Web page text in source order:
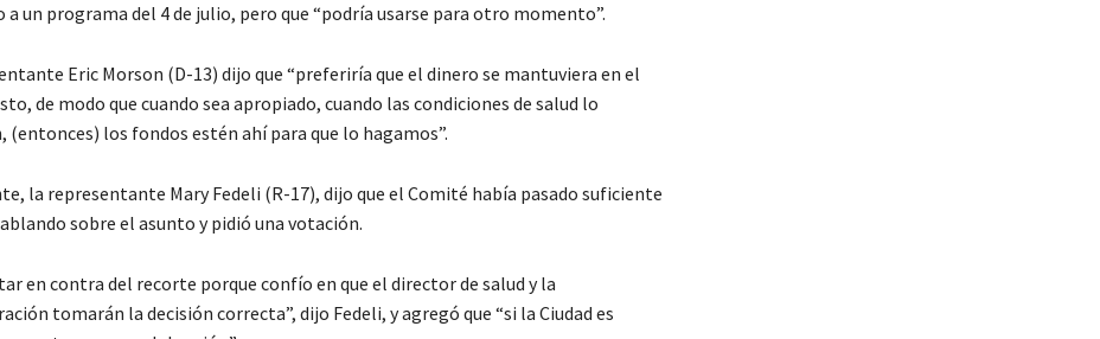
a un programa del 4 de julio, pero que “podría usarse para otro momento”.
Eric Morson (D-13) dijo que “preferiría que el dinero se mantuviera en el
de modo que cuando sea apropiado, cuando las condiciones de salud lo
(entonces) los fondos estén ahí para que lo hagamos”.
la representante Mary Fedeli (R-17), dijo que el Comité había pasado suficiente
sobre el asunto y pidió una votación.
en contra del recorte porque confío en que el director de salud y la
tomarán la decisión correcta”, dijo Fedeli, y agregó que “si la Ciudad es